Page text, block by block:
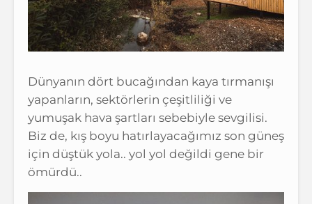
Dünyanın dört bucağından kaya tırmanışı
yapanların, sektörlerin çeşitliliği ve
yumuşak hava şartları sebebiyle sevgilisi.
Biz de, kış boyu hatırlayacağımız son güneş
için düştük yola.. yol yol değildi gene bir
ömürdü..